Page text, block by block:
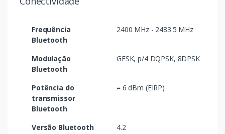
Frequência
Bluetooth
2400 MHz - 2483.5 MHz
Modulação
Bluetooth
GFSK, p/4 DQPSK, 8DPSK
Potência do
transmissor
Bluetooth
= 6 dBm (EIRP)
Versão Bluetooth 4.2